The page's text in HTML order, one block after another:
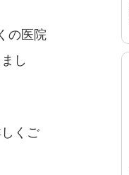
の医院
し
くご